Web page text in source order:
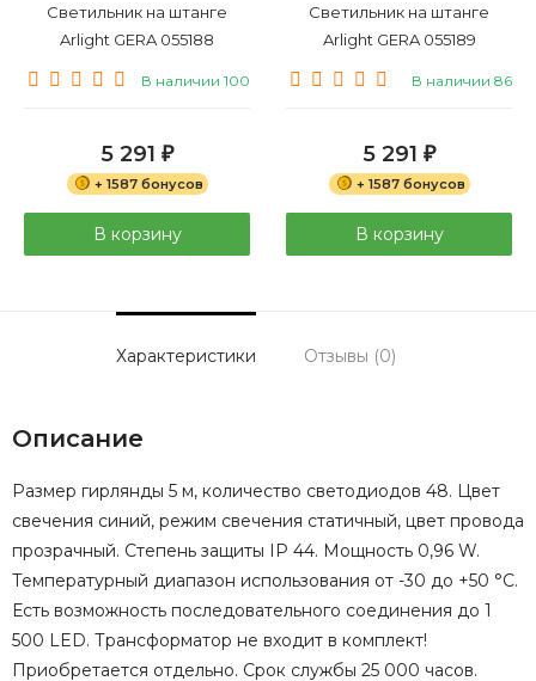
Светильник на штанге
Arlight GERA 055188
В наличии 100
5 291 ₽
+ 1587 бонусов
В корзину
Светильник на штанге
Arlight GERA 055189
В наличии 86
5 291 ₽
+ 1587 бонусов
В корзину
Характеристики Отзывы (0)
Описание
Размер гирлянды 5 м, количество светодиодов 48. Цвет
свечения синий, режим свечения статичный, цвет провода
прозрачный. Степень защиты IP 44. Мощность 0,96 W.
Температурный диапазон использования от -30 до +50 °С.
Есть возможность последовательного соединения до 1
500 LED. Трансформатор не входит в комплект!
Приобретается отдельно. Срок службы 25 000 часов.